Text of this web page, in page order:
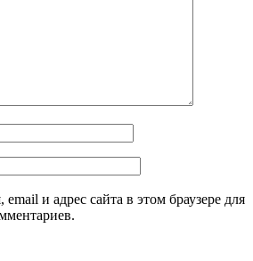
и адрес сайта в этом браузере для